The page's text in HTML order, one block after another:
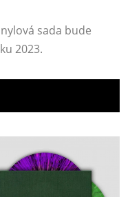
sada bude
2023.